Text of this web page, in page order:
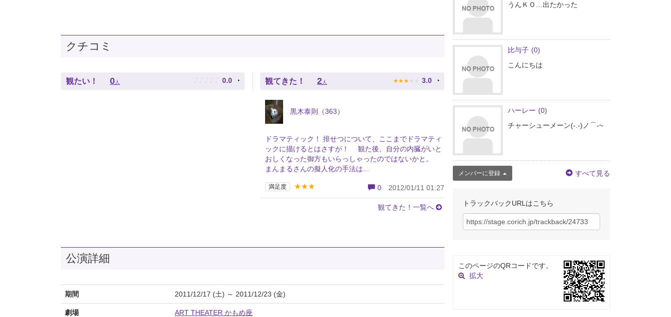
クチコミ
観たい！ 0 人 ♪ ♪ ♪ ♪ ♪ 0.0 観てきた！ 2 人 ★ ★ ★ ★ ★ 3.0
黒木泰則（363）
ドラマティック！ 排せつについて、ここまでドラマティ
ックに描けるとはさすが！ 観た後、自分の内臓がいと
おしくなった御方もいらっしゃったのではないかと。
まんまるさんの擬人化の手法は...
満足度 ★★★ 0 2012/01/11 01:27
観てきた！一覧へ
公演詳細
期間 2011/12/17 (土) ～ 2011/12/23 (金)
劇場 ART THEATER かもめ座
うんＫＯ…出たかった
比与子 (0)
こんにちは
ハーレー (0)
チャーシューメーン(-.-)ノ⌒-~
メンバーに登録 すべて見る
トラックバックURLはこちら
このページのQRコードです。
拡大